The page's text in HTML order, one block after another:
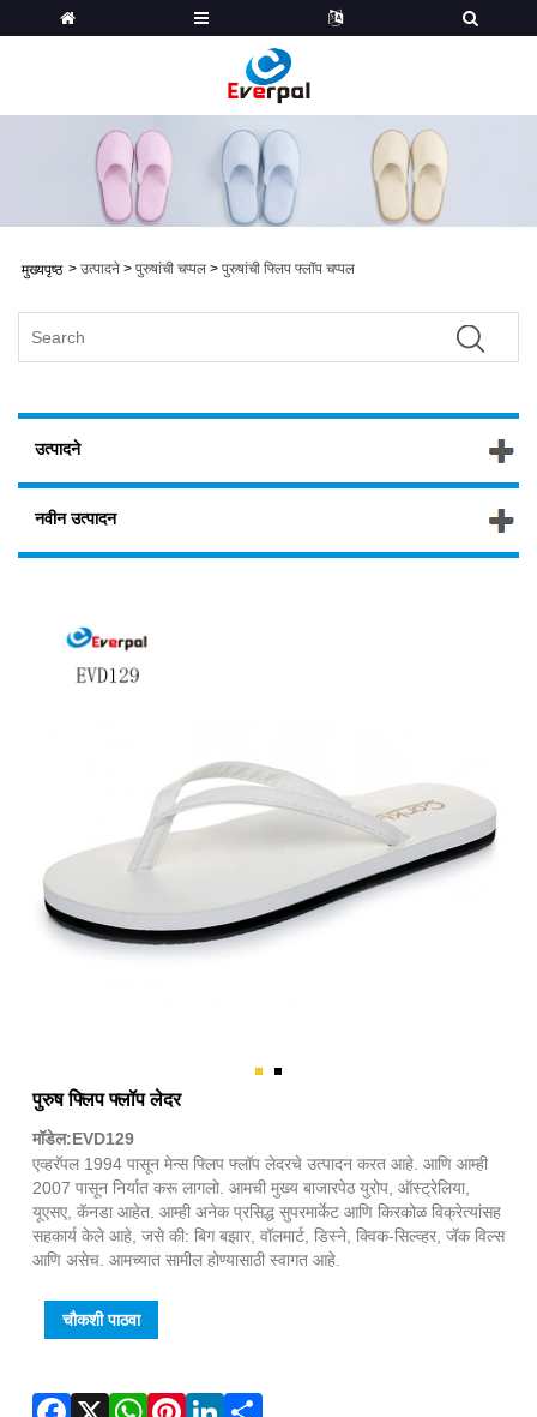
मुख्यपृष्ठ > उत्पादने > पुरुषांची चप्पल > पुरुषांची फ्लिप फ्लॉप चप्पल
उत्पादने
नवीन उत्पादन
पुरुष फ्लिप फ्लॉप लेदर
मॉडेल:EVD129
एव्हरॅपल 1994 पासून मेन्स फ्लिप फ्लॉप लेदरचे उत्पादन करत आहे. आणि आम्ही
2007 पासून निर्यात करू लागलो. आमची मुख्य बाजारपेठ युरोप, ऑस्ट्रेलिया,
यूएसए, कॅनडा आहेत. आम्ही अनेक प्रसिद्ध सुपरमार्केट आणि किरकोळ विक्रेत्यांसह
सहकार्य केले आहे, जसे की: बिग बझार, वॉलमार्ट, डिस्ने, क्विक-सिल्व्हर, जॅक विल्स
आणि असेच. आमच्यात सामील होण्यासाठी स्वागत आहे.
चौकशी पाठवा